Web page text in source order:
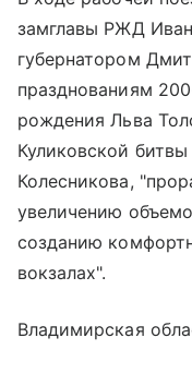
замглавы РЖД
губернатором
празднованиям
рождения Льва
Куликовской
Колесникова,
увеличению
созданию
вокзалах".
Владимирская